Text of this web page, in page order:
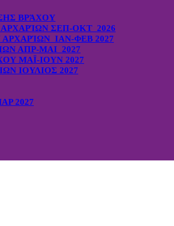
ΒΡΆΧΟΥ
ΣΕΠ-ΟΚΤ 2026
ΙΑΝ-ΦΕΒ 2027
ΑΠΡ-ΜΑΙ 2027
ΜΑΪ-ΙΟΥΝ 2027
ΙΟΥΛΙΟΣ 2027
2027